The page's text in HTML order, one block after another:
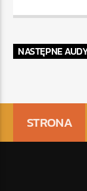
NASTĘPNE
STRONA